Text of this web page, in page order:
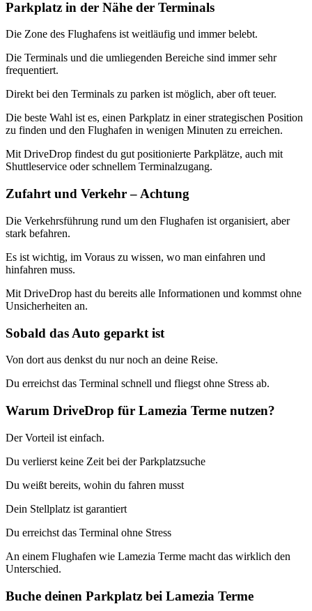
Parkplatz in der Nähe der Terminals
Die Zone des Flughafens ist weitläufig und immer belebt.
Die Terminals und die umliegenden Bereiche sind immer sehr
frequentiert.
Direkt bei den Terminals zu parken ist möglich, aber oft teuer.
Die beste Wahl ist es, einen Parkplatz in einer strategischen Position
zu finden und den Flughafen in wenigen Minuten zu erreichen.
Mit DriveDrop findest du gut positionierte Parkplätze, auch mit
Shuttleservice oder schnellem Terminalzugang.
Zufahrt und Verkehr – Achtung
Die Verkehrsführung rund um den Flughafen ist organisiert, aber
stark befahren.
Es ist wichtig, im Voraus zu wissen, wo man einfahren und
hinfahren muss.
Mit DriveDrop hast du bereits alle Informationen und kommst ohne
Unsicherheiten an.
Sobald das Auto geparkt ist
Von dort aus denkst du nur noch an deine Reise.
Du erreichst das Terminal schnell und fliegst ohne Stress ab.
Warum DriveDrop für Lamezia Terme nutzen?
Der Vorteil ist einfach.
Du verlierst keine Zeit bei der Parkplatzsuche
Du weißt bereits, wohin du fahren musst
Dein Stellplatz ist garantiert
Du erreichst das Terminal ohne Stress
An einem Flughafen wie Lamezia Terme macht das wirklich den
Unterschied.
Buche deinen Parkplatz bei Lamezia Terme